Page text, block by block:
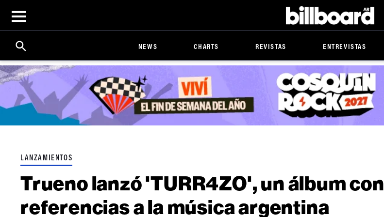
Open
menu
Billboard
Search
Click
Expand
Search
Input
NEWS CHARTS REVISTAS ENTREVISTAS
LANZAMIENTOS
Trueno lanzó 'TURR4ZO', un álbum con
referencias a la música argentina